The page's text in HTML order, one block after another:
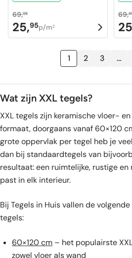
69,95
Oorspronkelijke
prijs
25,95
Huidige
prijs
p/m2
69,
prijs
prijs
1 2 3 …
Wat zijn XXL tegels?
XXL tegels zijn keramische vloer-
formaat, doorgaans vanaf 60×120
grote oppervlak per tegel heb je
dan bij standaardtegels van
resultaat: een ruimtelijke, rustige
past in elk interieur.
Bij Tegels in Huis vallen de
tegels:
60×120 cm – het populairste
zowel vloer als wand